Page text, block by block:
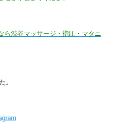
ら渋谷マッサージ・指圧・マタニ
。